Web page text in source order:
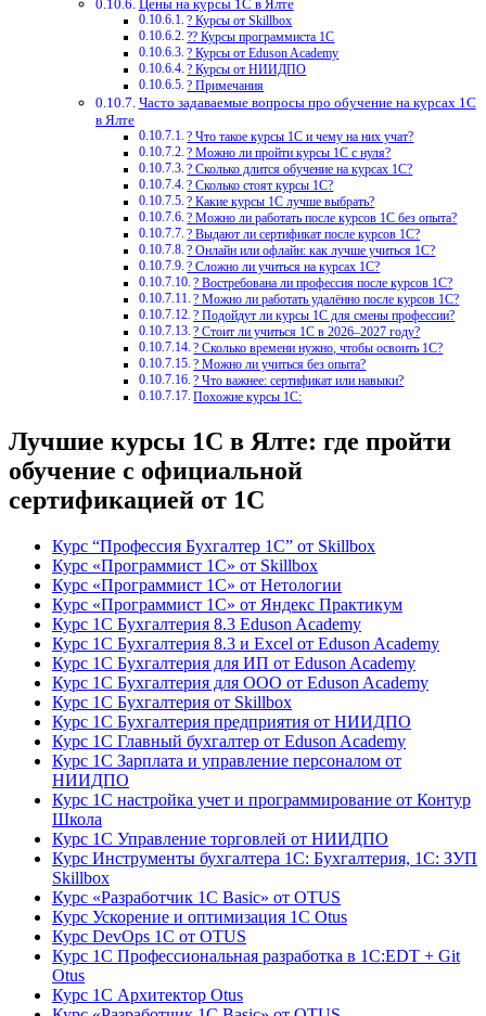
Цены на курсы 1С в Ялте
? Курсы от Skillbox
?‍? Курсы программиста 1С
? Курсы от Eduson Academy
? Курсы от НИИДПО
? Примечания
Часто задаваемые вопросы про обучение на курсах 1С
в Ялте
? Что такое курсы 1С и чему на них учат?
? Можно ли пройти курсы 1С с нуля?
? Сколько длится обучение на курсах 1С?
? Сколько стоят курсы 1С?
? Какие курсы 1С лучше выбрать?
? Можно ли работать после курсов 1С без опыта?
? Выдают ли сертификат после курсов 1С?
? Онлайн или офлайн: как лучше учиться 1С?
? Сложно ли учиться на курсах 1С?
? Востребована ли профессия после курсов 1С?
? Можно ли работать удалённо после курсов 1С?
? Подойдут ли курсы 1С для смены профессии?
? Стоит ли учиться 1С в 2026–2027 году?
? Сколько времени нужно, чтобы освоить 1С?
? Можно ли учиться без опыта?
? Что важнее: сертификат или навыки?
Похожие курсы 1С:
Лучшие курсы 1С в Ялте: где пройти
обучение с официальной
сертификацией от 1С
Курс “Профессия Бухгалтер 1С” от Skillbox
Курс «Программист 1С» от Skillbox
Курс «Программист 1С» от Нетологии
Курс «Программист 1С» от Яндекс Практикум
Курс 1С Бухгалтерия 8.3 Eduson Academy
Курс 1С Бухгалтерия 8.3 и Excel от Eduson Academy
Курс 1С Бухгалтерия для ИП от Eduson Academy
Курс 1С Бухгалтерия для ООО от Eduson Academy
Курс 1С Бухгалтерия от Skillbox
Курс 1С Бухгалтерия предприятия от НИИДПО
Курс 1С Главный бухгалтер от Eduson Academy
Курс 1С Зарплата и управление персоналом от
НИИДПО
Курс 1С настройка учет и программирование от Контур
Школа
Курс 1С Управление торговлей от НИИДПО
Курс Инструменты бухгалтера 1С: Бухгалтерия, 1С: ЗУП
Skillbox
Курс «Разработчик 1С Basic» от OTUS
Курс Ускорение и оптимизация 1С Otus
Курс DevOps 1С от OTUS
Курс 1С Профессиональная разработка в 1С:EDT + Git
Otus
Курс 1С Архитектор Otus